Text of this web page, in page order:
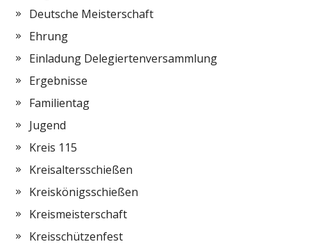
Deutsche Meisterschaft
Ehrung
Einladung Delegiertenversammlung
Ergebnisse
Familientag
Jugend
Kreis 115
Kreisaltersschießen
Kreiskönigsschießen
Kreismeisterschaft
Kreisschützenfest